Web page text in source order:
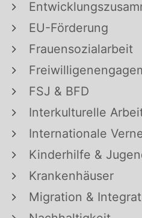
EU-Förderung
Frauensozialarbeit
FSJ & BFD
Interkulturelle
Internationale
Kinderhilfe &
Krankenhäuser
Migration &